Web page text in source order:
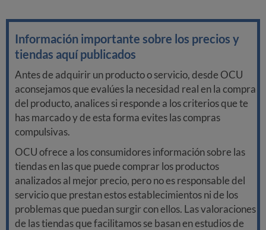
Información importante sobre los precios y
tiendas aquí publicados
Antes de adquirir un producto o servicio, desde OCU
aconsejamos que evalúes la necesidad real en la compra
del producto, analices si responde a los criterios que te
has marcado y de esta forma evites las compras
compulsivas.
OCU ofrece a los consumidores información sobre las
tiendas en las que puede comprar los productos
analizados al mejor precio, pero no es responsable del
servicio que prestan estos establecimientos ni de los
problemas que puedan surgir con ellos. Las valoraciones
de las tiendas que facilitamos se basan en estudios de